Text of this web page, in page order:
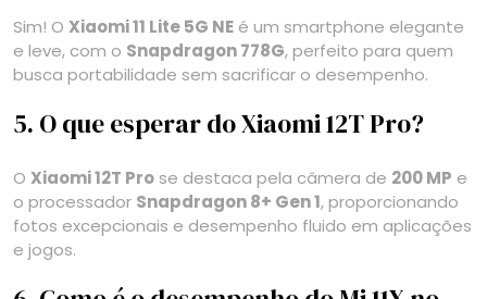
Sim! O Xiaomi 11 Lite 5G NE é um smartphone elegante
e leve, com o Snapdragon 778G, perfeito para quem
busca portabilidade sem sacrificar o desempenho.
5. O que esperar do Xiaomi 12T Pro?
O Xiaomi 12T Pro se destaca pela câmera de 200 MP e
o processador Snapdragon 8+ Gen 1, proporcionando
fotos excepcionais e desempenho fluido em aplicações
e jogos.